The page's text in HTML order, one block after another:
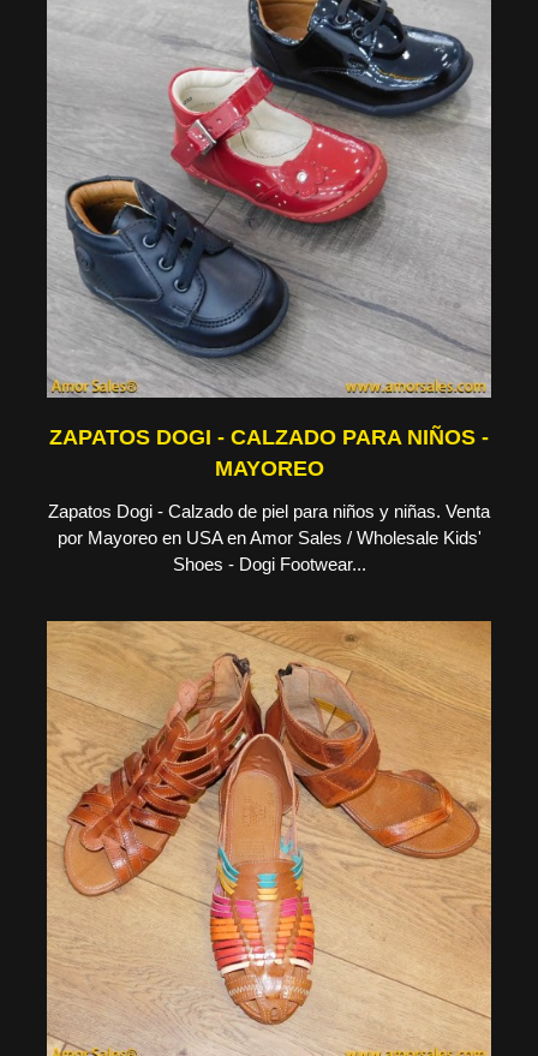
ZAPATOS DOGI - CALZADO PARA NIÑOS -
MAYOREO
Zapatos Dogi - Calzado de piel para niños y niñas. Venta
por Mayoreo en USA en Amor Sales / Wholesale Kids'
Shoes - Dogi Footwear...